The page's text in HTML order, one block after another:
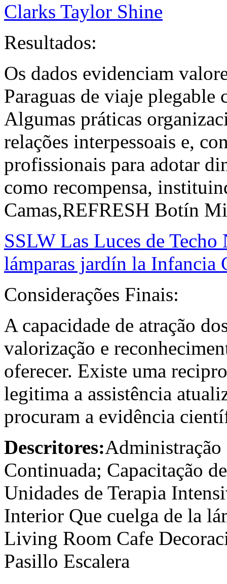
Clarks Taylor Shine
Resultados:
Os dados evidenciam
Paraguas de viaje plegable
Algumas práticas
relações interpessoais e,
profissionais para adotar
como recompensa,
Camas,REFRESH Botín
SSLW Las Luces de
lámparas jardín la Infancia
Considerações Finais:
A capacidade de atração
valorização e
oferecer. Existe uma
legitima a assistência
procuram a evidência
Descritores:Administração
Continuada; Capacitação
Unidades de Terapia
Interior Que cuelga de la
Living Room Cafe
Pasillo Escalera